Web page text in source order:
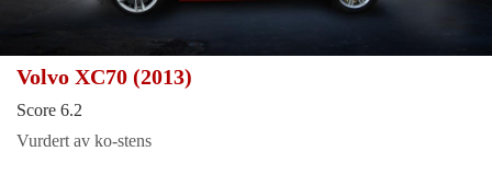
Volvo XC70 (2013)
Score 6.2
Vurdert av ko-stens